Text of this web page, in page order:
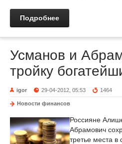
Подробнее
Усманов и
тройку
igor 29-04-2012, 05:53 1464
Новости финансов
Россияне
Абрамович
третье места в